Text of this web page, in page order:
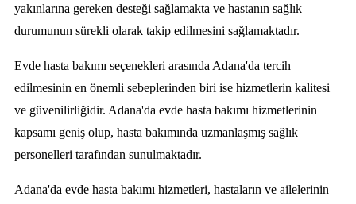
yakınlarına gereken desteği sağlamakta ve hastanın sağlık
durumunun sürekli olarak takip edilmesini sağlamaktadır.
Evde hasta bakımı seçenekleri arasında Adana'da tercih
edilmesinin en önemli sebeplerinden biri ise hizmetlerin kalitesi
ve güvenilirliğidir. Adana'da evde hasta bakımı hizmetlerinin
kapsamı geniş olup, hasta bakımında uzmanlaşmış sağlık
personelleri tarafından sunulmaktadır.
Adana'da evde hasta bakımı hizmetleri, hastaların ve ailelerinin